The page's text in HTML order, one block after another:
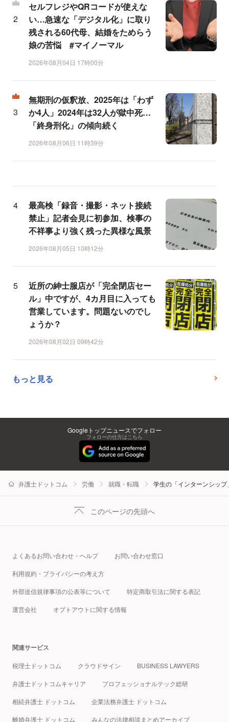
セルフレジやQRコードが使えな
い…急速な「デジタル化」に取り
残される60代母、結婚をためらう
娘の苦悩 #マイノーマル
2026年08月04日 17時00分
無期刑の仮釈放、2025年は「わず
か4人」2024年は32人が獄中死…
「終身刑化」の傾向続く
2026年08月06日 11時39分
最高検「録音・撮影・ネット接続
禁止」記者会見に初参加、検事の
不祥事より強く残った異様な風景
2026年08月05日 10時12分
近所の紳士服店が「完全閉店セー
ル」中ですが、4カ月目に入っても
営業しています。問題ないのでし
ょうか？
2026年08月02日 09時42分
もっと見る
Googleトップニュースでフォロー
フォローの仕方はこちら
弁護士ドットコム 労働 就職・転職 学生の「インターンシッ
このページの先頭へ
よくあるお問い合わせ・ヘルプ お問い合わせ窓口
利用規約・プライバシーの考え方
外部送信規律事項の公表等について 特定商取引法に関する表記
運営会社 オプトアウトに関する情報
関連サービス
税理士ドットコム クラウドサイン BUSINESS LAWYERS
弁護士ドットコムキャリア プロフェッショナルテック総研
相続弁護士 ドットコム 企業法務弁護士 ドットコム
離婚弁護士 ドットコム みんなの法律相談まとめアーカイブ